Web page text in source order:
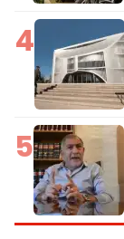
4
5